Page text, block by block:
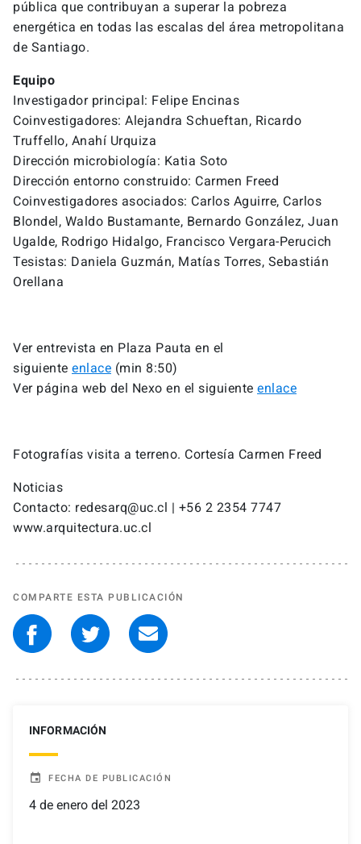
pública que contribuyan a superar la pobreza
energética en todas las escalas del área metropolitana
de Santiago.
Equipo
Investigador principal: Felipe Encinas
Coinvestigadores: Alejandra Schueftan, Ricardo
Truffello, Anahí Urquiza
Dirección microbiología: Katia Soto
Dirección entorno construido: Carmen Freed
Coinvestigadores asociados: Carlos Aguirre, Carlos
Blondel, Waldo Bustamante, Bernardo González, Juan
Ugalde, Rodrigo Hidalgo, Francisco Vergara-Perucich
Tesistas: Daniela Guzmán, Matías Torres, Sebastián
Orellana
Ver entrevista en Plaza Pauta en el
siguiente enlace (min 8:50)
Ver página web del Nexo en el siguiente enlace
Fotografías visita a terreno. Cortesía Carmen Freed
Noticias
Contacto: redesarq@uc.cl | +56 2 2354 7747
www.arquitectura.uc.cl
COMPARTE ESTA PUBLICACIÓN
INFORMACIÓN
event FECHA DE PUBLICACIÓN
4 de enero del 2023